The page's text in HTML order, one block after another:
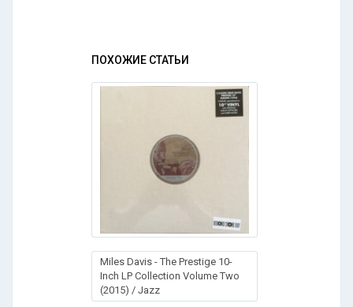
ПОХОЖИЕ СТАТЬИ
Miles Davis - The Prestige 10-
Inch LP Collection Volume Two
(2015) / Jazz